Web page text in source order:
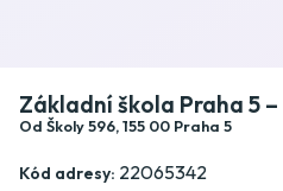
Základní škola Praha 5
Od Školy 596, 155 00 Praha 5
Kód adresy: 22065342